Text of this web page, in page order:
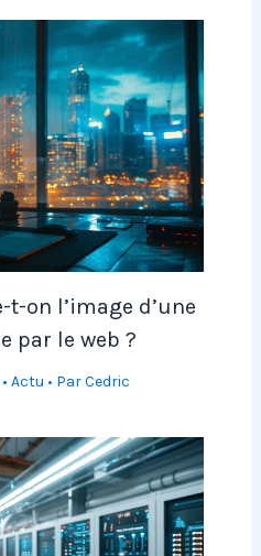
on l’image d’une
par le web ?
• Actu • ParCedric